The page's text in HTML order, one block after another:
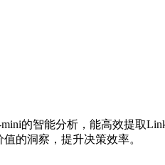
的智能分析，能高效提取
的洞察，提升决策效率。